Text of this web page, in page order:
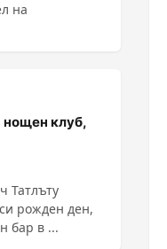
на
нощен клуб,
Татлъту
рожден ден,
бар в ...